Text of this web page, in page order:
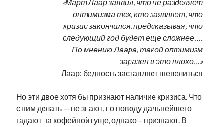
«Март Лаар заявил, что не разделяет
оптимизма тех, кто заявляет, что
кризис закончился, предсказывая, что
следующий год будет еще сложнее. …
По мнению Лаара, такой оптимизм
заразен и это плохо…»
Лаар: бедность заставляет шевелиться
Но эти двое хотя бы признают наличие кризиса. Что
с ним делать — не знают, по поводу дальнейшего
гадают на кофейной гуще, однако – признают. В